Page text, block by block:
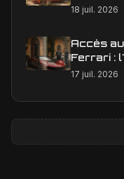
18 juil. 2026
Accès
Ferrari :
est-il une
17 juil. 2026